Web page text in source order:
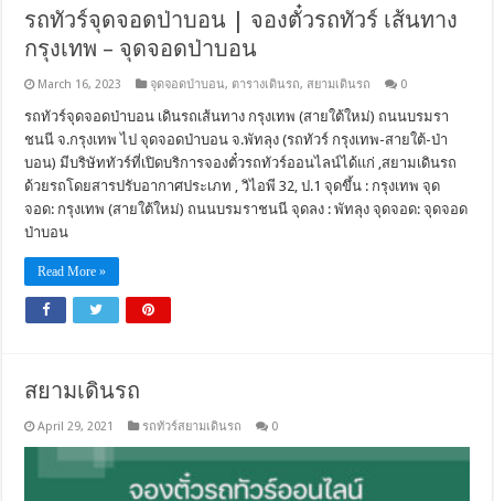
รถทัวร์จุดจอดป่าบอน | จองตั๋วรถทัวร์ เส้นทาง
กรุงเทพ – จุดจอดป่าบอน
March 16, 2023 จุดจอดป่าบอน, ตารางเดินรถ, สยามเดินรถ 0
รถทัวร์จุดจอดป่าบอน เดินรถเส้นทาง กรุงเทพ (สายใต้ใหม่) ถนนบรมรา
ชนนี จ.กรุงเทพ ไป จุดจอดป่าบอน จ.พัทลุง (รถทัวร์ กรุงเทพ-สายใต้-ป่า
บอน) มีบริษัททัวร์ที่เปิดบริการจองตั๋วรถทัวร์ออนไลน์ได้แก่ ,สยามเดินรถ
ด้วยรถโดยสารปรับอากาศประเภท , วิไอพี 32, ป.1 จุดขึ้น : กรุงเทพ จุด
จอด: กรุงเทพ (สายใต้ใหม่) ถนนบรมราชนนี จุดลง : พัทลุง จุดจอด: จุดจอด
ป่าบอน
Read More »
สยามเดินรถ
April 29, 2021 รถทัวร์สยามเดินรถ 0